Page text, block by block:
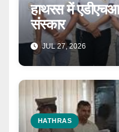
हाथरस में
संस्कार
JUL 27, 2026
HATHRAS